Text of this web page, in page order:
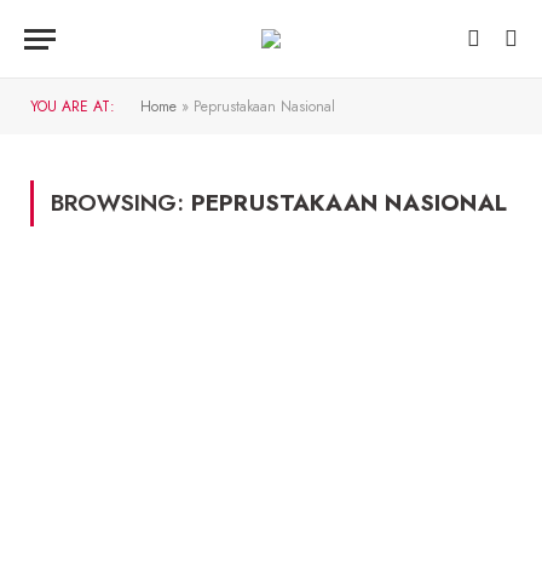
YOU ARE AT: Home » Peprustakaan Nasional
BROWSING: PEPRUSTAKAAN NASIONAL